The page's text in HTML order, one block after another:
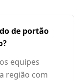
de portão
equipes
região com